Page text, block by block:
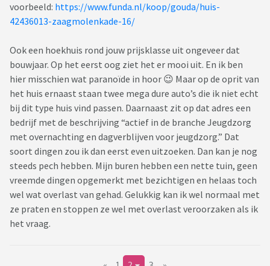
voorbeeld: https://www.funda.nl/koop/gouda/huis-
42436013-zaagmolenkade-16/
Ook een hoekhuis rond jouw prijsklasse uit ongeveer dat
bouwjaar. Op het eerst oog ziet het er mooi uit. En ik ben
hier misschien wat paranoïde in hoor 😉 Maar op de oprit van
het huis ernaast staan twee mega dure auto’s die ik niet echt
bij dit type huis vind passen. Daarnaast zit op dat adres een
bedrijf met de beschrijving “actief in de branche Jeugdzorg
met overnachting en dagverblijven voor jeugdzorg.” Dat
soort dingen zou ik dan eerst even uitzoeken. Dan kan je nog
steeds pech hebben. Mijn buren hebben een nette tuin, geen
vreemde dingen opgemerkt met bezichtigen en helaas toch
wel wat overlast van gehad. Gelukkig kan ik wel normaal met
ze praten en stoppen ze wel met overlast veroorzaken als ik
het vraag.